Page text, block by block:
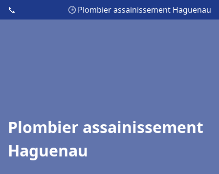
📞 🕒 Plombier assainissement Haguenau
Plombier assainissement
Haguenau